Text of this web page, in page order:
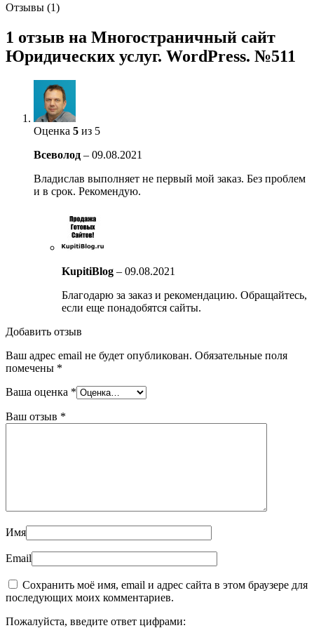
Отзывы (1)
1 отзыв на Многостраничный сайт
Юридических услуг. WordPress. №511
Оценка 5 из 5
Всеволод – 09.08.2021
Владислав выполняет не первый мой заказ. Без проблем
и в срок. Рекомендую.
KupitiBlog – 09.08.2021
Благодарю за заказ и рекомендацию. Обращайтесь,
если еще понадобятся сайты.
Добавить отзыв
Ваш адрес email не будет опубликован. Обязательные поля
помечены *
Ваша оценка *
Ваш отзыв *
Имя
Email
Сохранить моё имя, email и адрес сайта в этом браузере для
последующих моих комментариев.
Пожалуйста, введите ответ цифрами: